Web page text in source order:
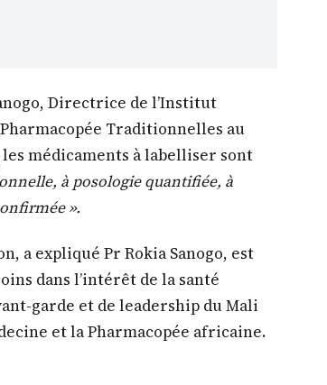
Directrice de l’Institut
Traditionnelles au
médicaments à labelliser sont
à posologie quantifiée, à
».
a expliqué Pr Rokia Sanogo, est
dans l’intérêt de la santé
garde et de leadership du Mali
et la Pharmacopée africaine.